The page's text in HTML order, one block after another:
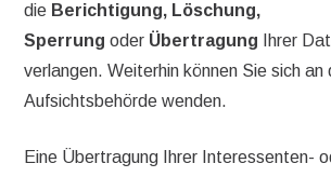
die Berichtigung, Löschung,
Sperrung oder Übertragung
Ihrer
verlangen. Weiterhin können Sie sich an
Aufsichtsbehörde wenden.
Eine Übertragung Ihrer Interessenten-